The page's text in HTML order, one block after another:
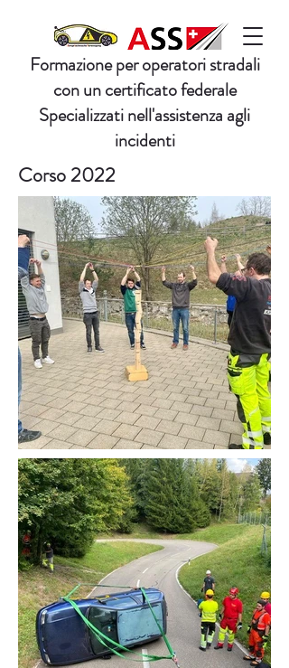
Formazione per operatori stradali
con un certificato federale
Specializzati nell'assistenza agli
incidenti
Corso 2022